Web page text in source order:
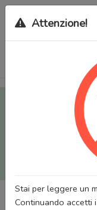
Tutti i Doujinshi e
sul nostro nuovo
Manga
Potrai effettuare il
tutti i dati
perderai
Attenzione!
Stai per leggere un
Continuando accetti